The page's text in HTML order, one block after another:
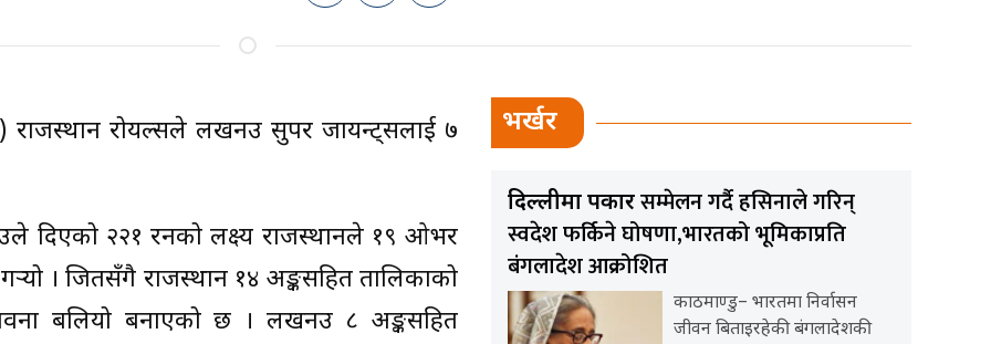
राजस्थान रोयल्सले लखनउ सुपर जायन्ट्सलाई ७
२२१ रनको लक्ष्य राजस्थानले १९ ओभर
। जितसँगै राजस्थान १४ अङ्कसहित तालिकाको
बलियो बनाएको छ । लखनउ ८ अङ्कसहित
भर्खर
दिल्लीमा पत्रकारसम्मेलन गर्दै हसिनाले गरिन्
स्वदेश फर्किने घोषणा,भारतको भूमिकाप्रति
बंगलादेश आक्रोशित
काठमाण्डु– भारतमा निर्वासन
जीवन बिताइरहेकी बंगलादेशकी